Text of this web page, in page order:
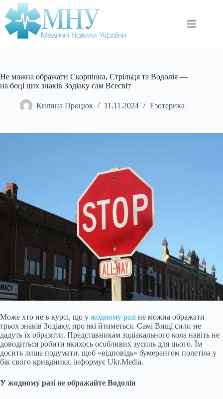
Перейти
до
вмісту
Не можна ображати Скорпіона, Стрільця та Водолія —
на боці цих знаків Зодіаку сам Всесвіт
Килина Процюк 11.11.2024 Езотерика
Може хто не в курсі, що у жодному разі не можна ображати
трьох знаків Зодіаку, про які йтиметься. Самі Вищі сили не
дадуть їх образити. Представникам зодіакального кола навіть не
доводиться робити якихось особливих зусиль для цього. Їм
досить лише подумати, щоб «відповідь» бумерангом полетіла у
бік свого кривдника, інформує Ukr.Media.
У жодному разі не ображайте Водолія